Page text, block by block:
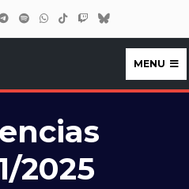
MENU
2025